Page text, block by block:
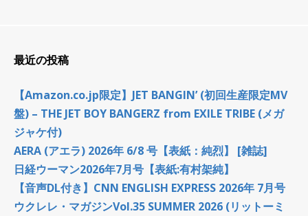
最近の投稿
【Amazon.co.jp限定】JET BANGIN’ (初回生産限定MV
盤) – THE JET BOY BANGERZ from EXILE TRIBE (メガ
ジャケ付)
AERA (アエラ) 2026年 6/8 号【表紙：純烈】 [雑誌]
日経ウーマン2026年7月号【表紙:有村架純】
【音声DL付き】CNN ENGLISH EXPRESS 2026年 7月号
ウクレレ・マガジンVol.35 SUMMER 2026 (リットーミ